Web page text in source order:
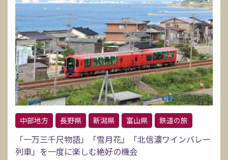
中部地方 長野県 新潟県 富山県 鉄道の旅
「一万三千尺物語」「雪月花」「北信濃ワインバレー
列車」を一度に楽しむ絶好の機会